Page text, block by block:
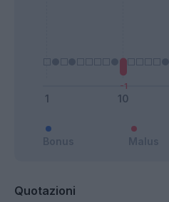
Quotazioni